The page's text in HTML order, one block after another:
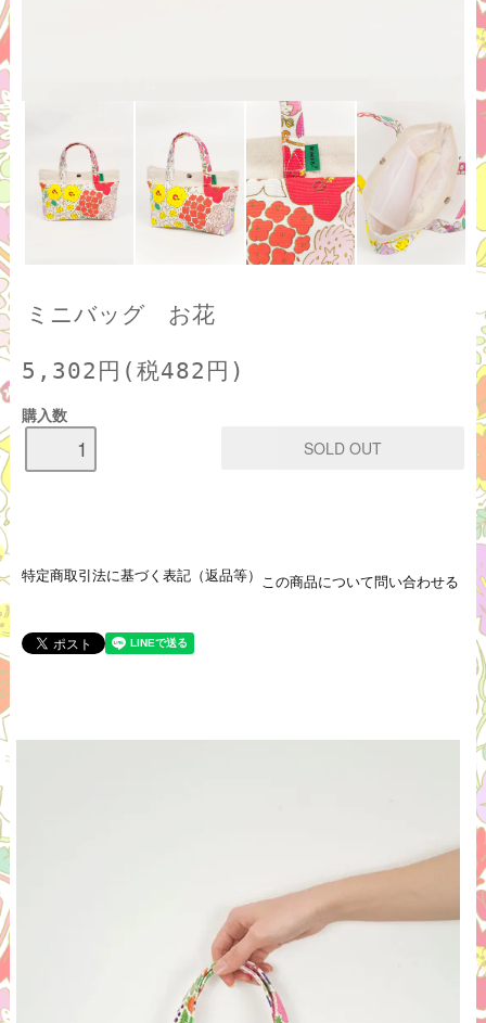
ミニバッグ お花
5,302円(税482円)
購入数
特定商取引法に基づく表記（返品等） この商品について問い合わせる